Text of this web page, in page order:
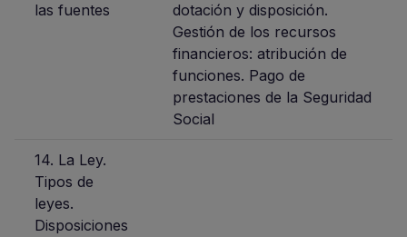
las fuentes
dotación y disposición.
Gestión de los recursos
financieros: atribución de
funciones. Pago de
prestaciones de la Seguridad
Social
14. La Ley.
Tipos de
leyes.
Disposiciones